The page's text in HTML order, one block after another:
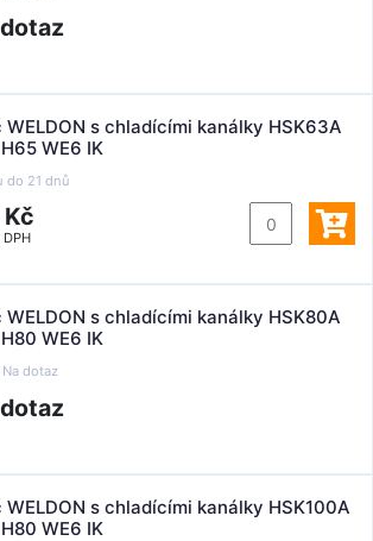
WELDON s chladícími kanálky HSK63A
WE6 IK
do 21 dnů
WELDON s chladícími kanálky HSK80A
WE6 IK
Na dotaz
WELDON s chladícími kanálky HSK100A
WE6 IK